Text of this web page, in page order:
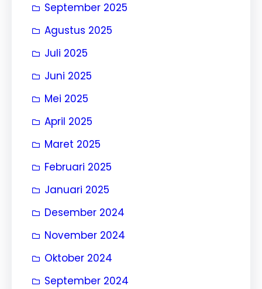
September 2025
Agustus 2025
Juli 2025
Juni 2025
Mei 2025
April 2025
Maret 2025
Februari 2025
Januari 2025
Desember 2024
November 2024
Oktober 2024
September 2024